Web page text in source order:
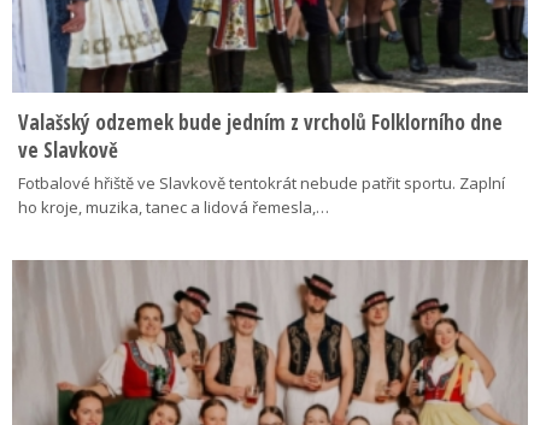
Valašský odzemek bude jedním z vrcholů Folklorního dne
ve Slavkově
Fotbalové hřiště ve Slavkově tentokrát nebude patřit sportu. Zaplní
ho kroje, muzika, tanec a lidová řemesla,…